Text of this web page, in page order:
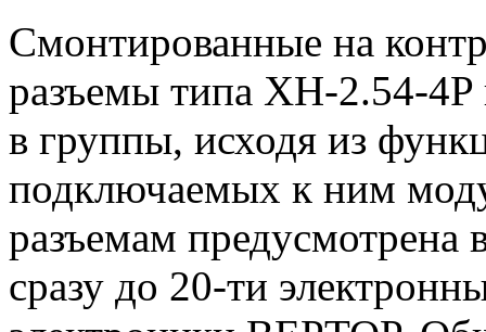
Смонтированные на
разъемы типа XH-2.54-
в группы, исходя из
подключаемых к ним
разъемам
сразу до 20-ти